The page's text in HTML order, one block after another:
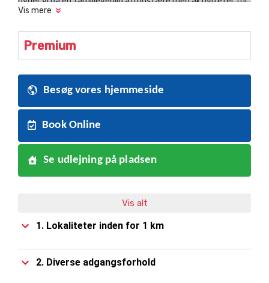
alle aldre. Børnene kan boltre sig på legepladsen,
nyde vores hundefold med agilitymuligheder og luftningssti.
Vores placering gør det let at udforske Sydsjællands perler.
historiske bydel eller oplev naturens skønhed ved Stevns,
Møn og Faxe. Her hos os kan I slappe af, nyde solen og skabe
71 00 67 eller info@laegaardenscamping.dk og book jeres
næste ferie. Vi glæder os til at byde jer velkommen!
Vis mere
Premium
Besøg vores hjemmeside
Book Online
Se udlejning på pladsen
Vis alt
1. Lokaliteter inden for 1 km
2. Diverse adgangsforhold